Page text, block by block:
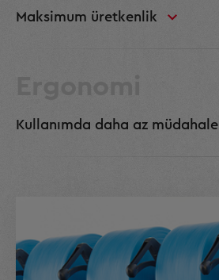
Maksimum üretkenlik
Kullanımda daha az müdahale